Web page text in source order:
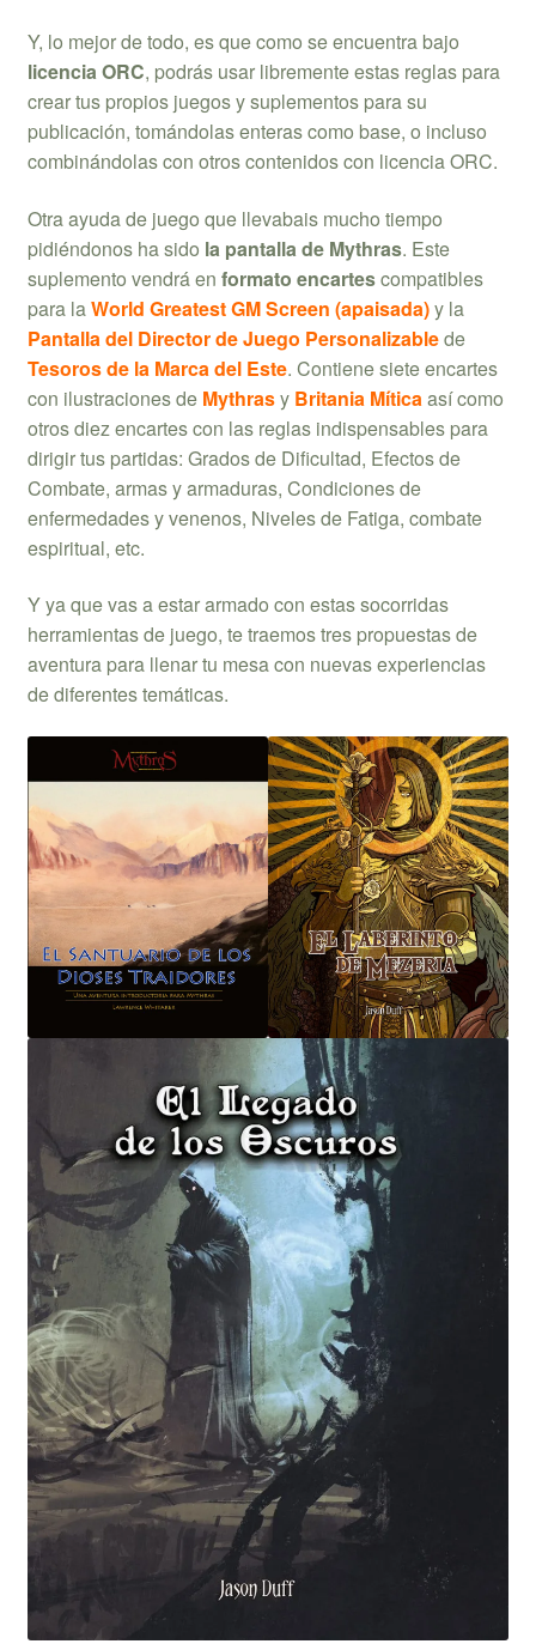
Y, lo mejor de todo, es que como se encuentra bajo
licencia ORC, podrás usar libremente estas reglas para
crear tus propios juegos y suplementos para su
publicación, tomándolas enteras como base, o incluso
combinándolas con otros contenidos con licencia ORC.
Otra ayuda de juego que llevabais mucho tiempo
pidiéndonos ha sido la pantalla de Mythras. Este
suplemento vendrá en formato encartescompatibles
para laWorld Greatest GM Screen (apaisada)y la
Pantalla del Director de Juego Personalizablede
Tesoros de la Marca del Este. Contiene siete encartes
con ilustraciones de Mythrasy Britania Míticaasí como
otros diez encartes con las reglas indispensables para
dirigir tus partidas: Grados de Dificultad, Efectos de
Combate, armas y armaduras, Condiciones de
enfermedades y venenos, Niveles de Fatiga, combate
espiritual, etc.
Y ya que vas a estar armado con estas socorridas
herramientas de juego, te traemos tres propuestas de
aventura para llenar tu mesa con nuevas experiencias
de diferentes temáticas.